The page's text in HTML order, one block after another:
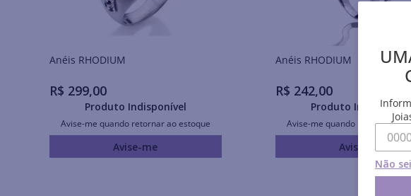
Anéis RHODIUM
R$ 299,00
Produto Indisponível
Avise-me quando retornar ao estoque
Avise-me
Anéis RHODIUM
R$ 242,00
Produto
Avise-me quando retornar ao
Avise-me
Não